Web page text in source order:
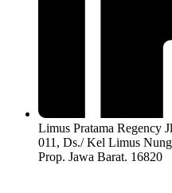
Limus Pratama Regency
011, Ds./ Kel Limus
Prop. Jawa Barat. 16820